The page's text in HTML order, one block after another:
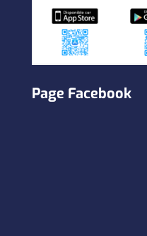
Page Facebook